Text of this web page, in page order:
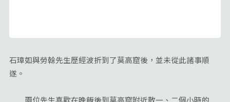
石璋如與勞榦先生歷經波折到了莫高窟後，並未從此諸事順
遂。
兩位先生喜歡在晚飯後到莫高窟附近散一、二個小時的